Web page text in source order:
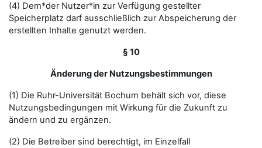
(4) Dem*der Nutzer*in zur Verfügung gestellter
Speicherplatz darf ausschließlich zur Abspeicherung der
erstellten Inhalte genutzt werden.
§ 10
Änderung der Nutzungsbestimmungen
(1) Die Ruhr-Universität Bochum behält sich vor, diese
Nutzungsbedingungen mit Wirkung für die Zukunft zu
ändern und zu ergänzen.
(2) Die Betreiber sind berechtigt, im Einzelfall